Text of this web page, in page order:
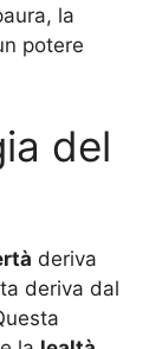
la
potere
del
deriva
deriva dal